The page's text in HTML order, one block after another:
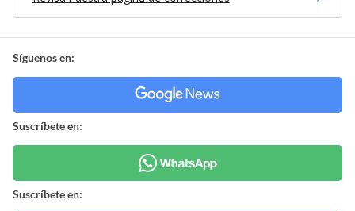
Síguenos en:
Suscríbete en:
Suscríbete en: